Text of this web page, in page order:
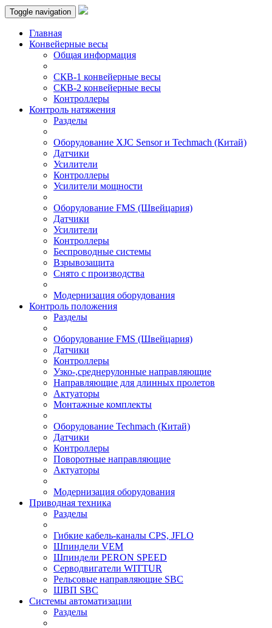
Toggle navigation
Главная
Конвейерные весы
Общая информация
СКВ-1 конвейерные весы
СКВ-2 конвейерные весы
Контроллеры
Контроль натяжения
Разделы
Оборудование XJC Sensor и Techmach (Китай)
Датчики
Усилители
Контроллеры
Усилители мощности
Оборудование FMS (Швейцария)
Датчики
Усилители
Контроллеры
Беспроводные системы
Взрывозащита
Снято с производства
Модернизация оборудования
Контроль положения
Разделы
Оборудование FMS (Швейцария)
Датчики
Контроллеры
Узко-,среднерулонные направляющие
Направляющие для длинных пролетов
Актуаторы
Монтажные комплекты
Оборудование Techmach (Китай)
Датчики
Контроллеры
Поворотные направляющие
Актуаторы
Модернизация оборудования
Приводная техника
Разделы
Гибкие кабель-каналы CPS, JFLO
Шпиндели VEM
Шпиндели PERON SPEED
Серводвигатели WITTUR
Рельсовые направляющие SBC
ШВП SBC
Системы автоматизации
Разделы